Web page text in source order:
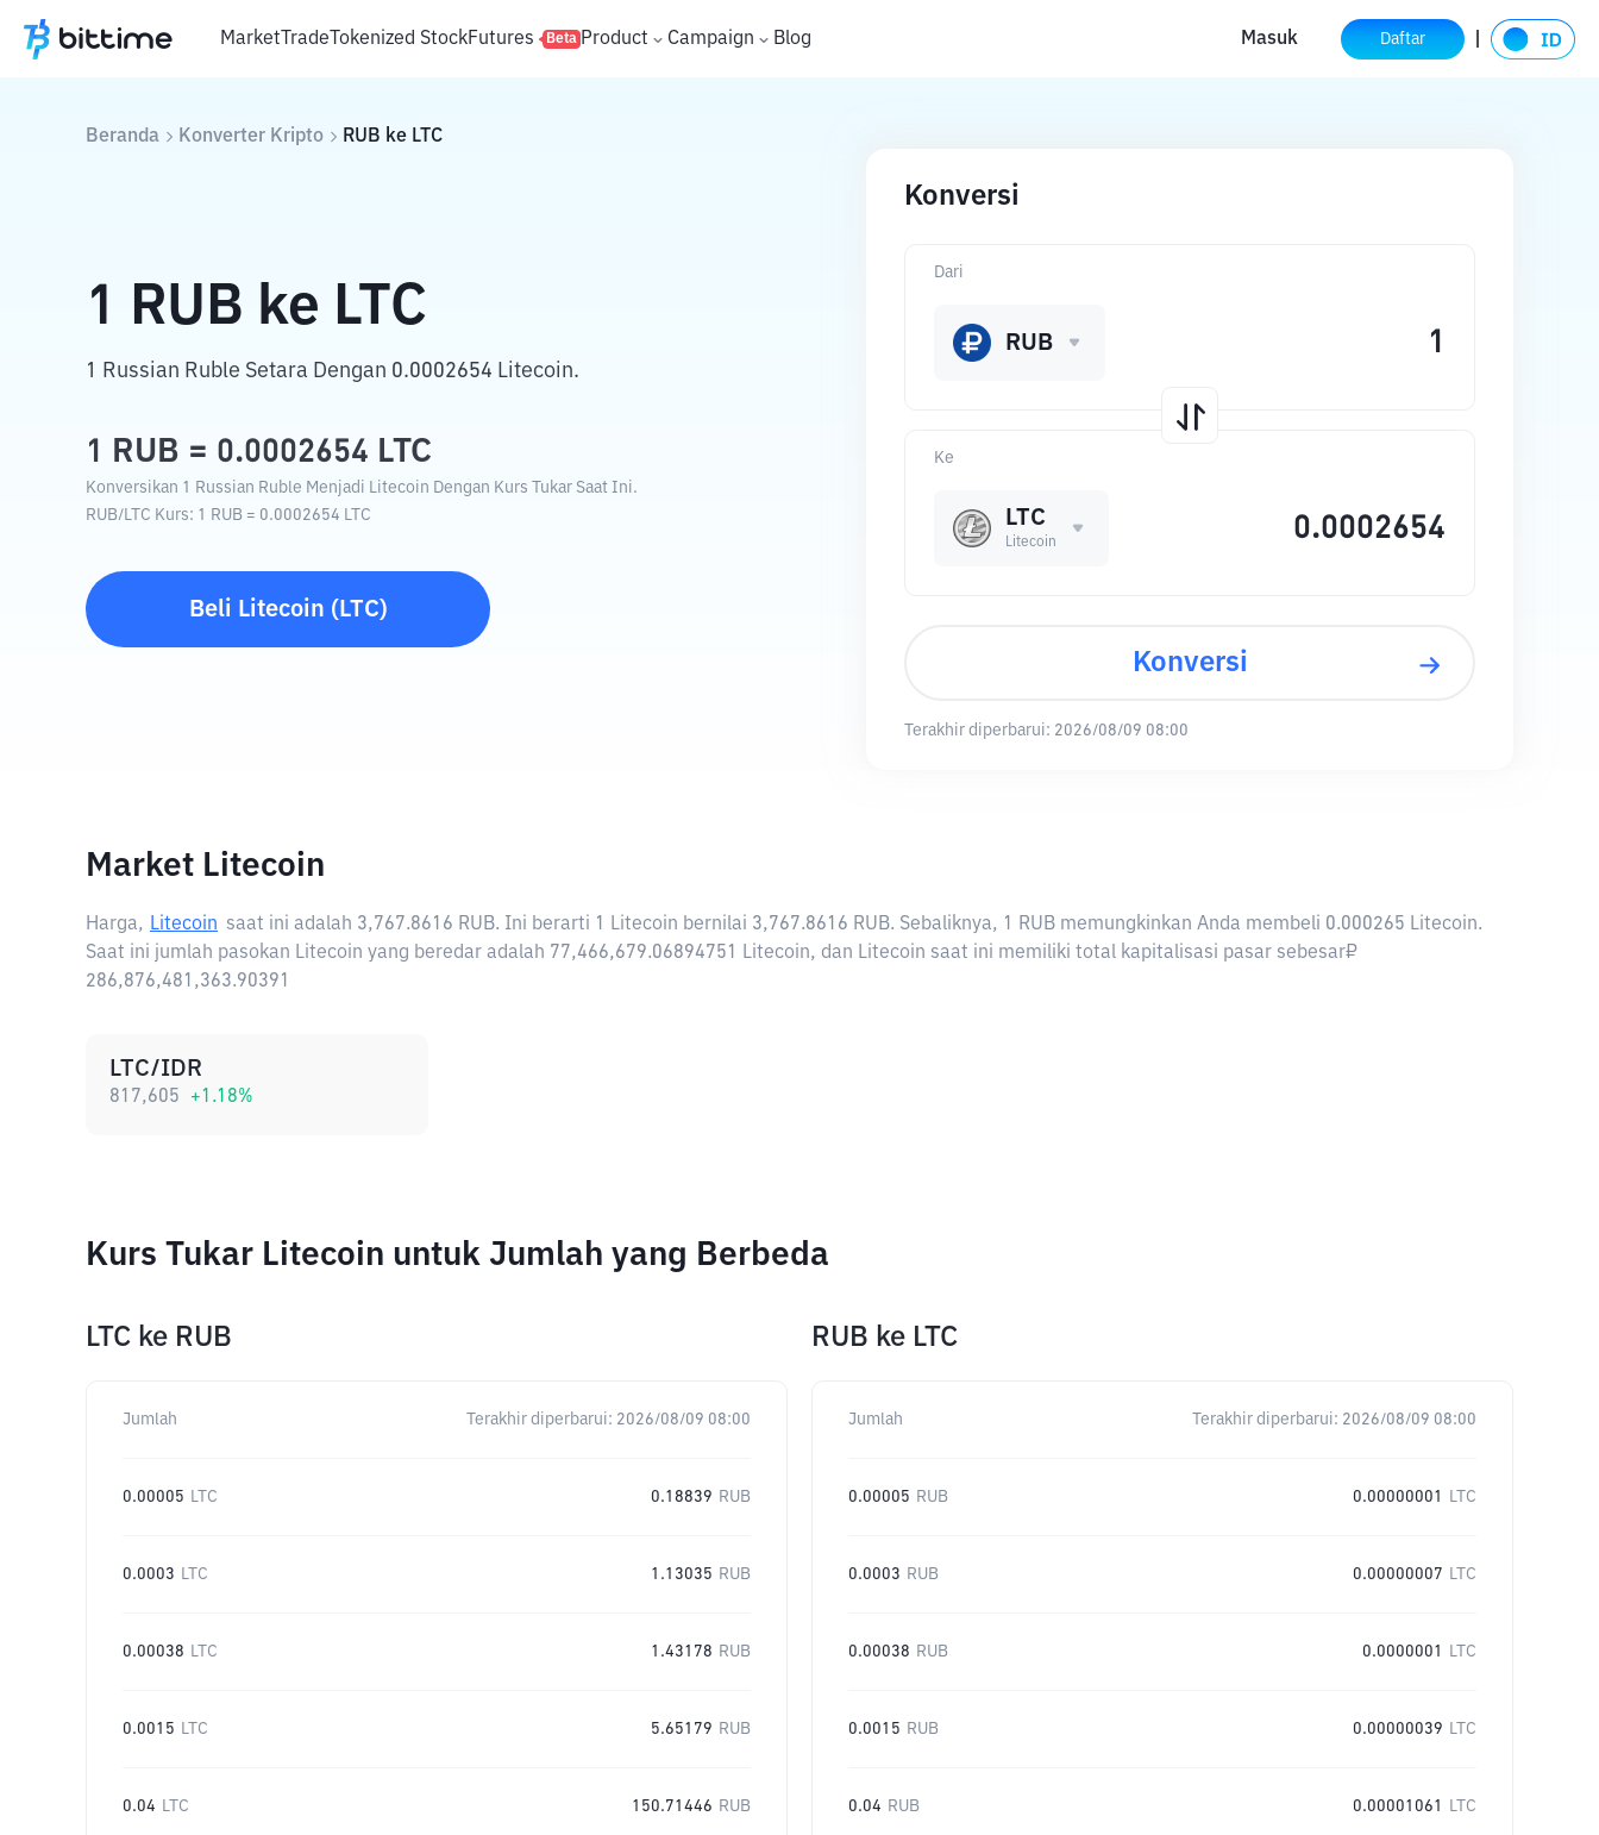
MarketTradeTokenized StockFutures Beta Product Campaign Blog Masuk Daftar
Beranda Konverter Kripto RUB ke LTC
1 RUB ke LTC
1 Russian Ruble Setara Dengan 0.0002654 Litecoin.
1 RUB = 0.0002654 LTC
Konversikan 1 Russian Ruble Menjadi Litecoin Dengan Kurs Tukar Saat Ini.
RUB/LTC Kurs: 1 RUB = 0.0002654 LTC
Beli Litecoin ( LTC)
Konversi
Ke
LTC
Litecoin
Dari
RUB
Konversi
Terakhir diperbarui: 2026/08/09 08:00
Market Litecoin
Harga, Litecoin saat ini adalah 3,767.8616 RUB. Ini berarti 1 Litecoin bernilai 3,767.8616 RUB. Sebaliknya, 1 RUB memungkinkan Anda membeli 0.000265 Litecoin.
Saat ini jumlah pasokan Litecoin yang beredar adalah 77,466,679.06894751 Litecoin, dan Litecoin saat ini memiliki total kapitalisasi pasar sebesar₽
286,876,481,363.90391
LTC/IDR
817,605 +1.18%
Kurs Tukar Litecoin untuk Jumlah yang Berbeda
LTC ke RUB
Jumlah Terakhir diperbarui: 2026/08/09 08:00
0.00005 LTC 0.18839 RUB
0.0003 LTC 1.13035 RUB
0.00038 LTC 1.43178 RUB
0.0015 LTC 5.65179 RUB
0.04 LTC 150.71446 RUB
RUB ke LTC
Jumlah Terakhir diperbarui: 2026/08/09 08:00
0.00005 RUB 0.00000001 LTC
0.0003 RUB 0.00000007 LTC
0.00038 RUB 0.0000001 LTC
0.0015 RUB 0.00000039 LTC
0.04 RUB 0.00001061 LTC